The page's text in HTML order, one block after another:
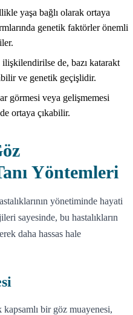
yaşa bağlı olarak ortaya
genetik faktörler önemli
de, bazı katarakt
ve genetik geçişlidir.
görmesi veya gelişmemesi
ortaya çıkabilir.
Yöntemleri
yönetiminde hayati
sayesinde, bu hastalıkların
daha hassas hale
bir göz muayenesi,